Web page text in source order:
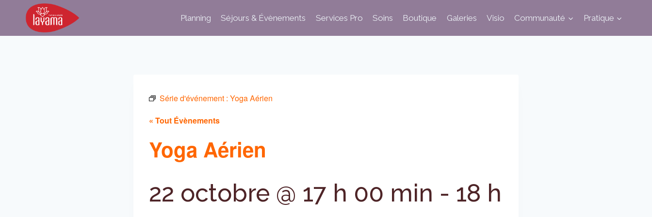
Planning Séjours & Évènements Services Pro Soins Boutique Galeries Visio Communauté Pratique
Série d'événement : Yoga Aérien
« Tout Évènements
Yoga Aérien
22 octobre @ 17 h 00 min - 18 h